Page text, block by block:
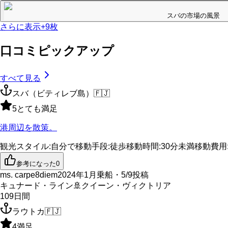
スバの市場の風景
さらに表示+9枚
口コミピックアップ
すべて見る
スバ（ビティレブ島） 🇫🇯
5とても満足
港周辺を散策。
観光スタイル:自分で移動手段:徒歩移動時間:30分未満移動費用
参考になった0
ms. carpe8diem2024年1月乗船・5/9投稿
キュナード・ライン🚢 クイーン・ヴィクトリア
109日間
ラウトカ🇫🇯